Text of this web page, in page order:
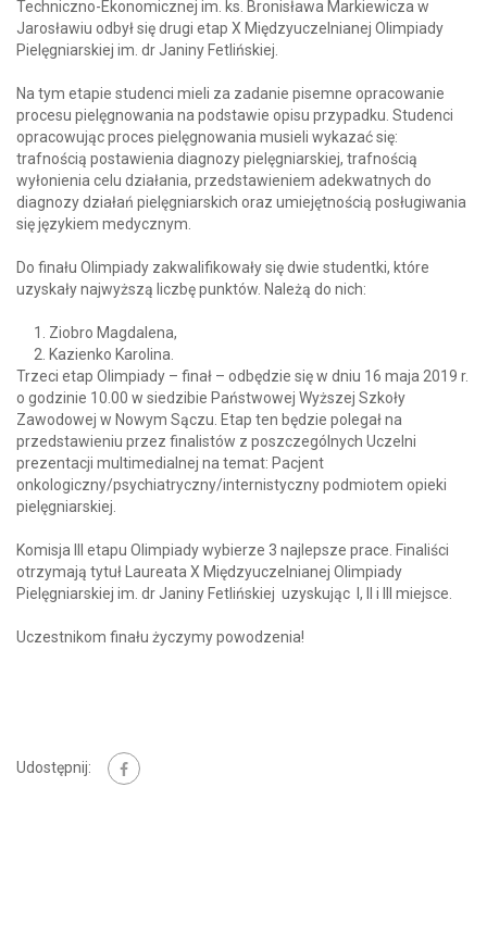
Techniczno-Ekonomicznej im. ks. Bronisława Markiewicza w
Jarosławiu odbył się drugi etap X Międzyuczelnianej Olimpiady
Pielęgniarskiej im. dr Janiny Fetlińskiej.
Na tym etapie studenci mieli za zadanie pisemne opracowanie
procesu pielęgnowania na podstawie opisu przypadku. Studenci
opracowując proces pielęgnowania musieli wykazać się:
trafnością postawienia diagnozy pielęgniarskiej, trafnością
wyłonienia celu działania, przedstawieniem adekwatnych do
diagnozy działań pielęgniarskich oraz umiejętnością posługiwania
się językiem medycznym.
Do finału Olimpiady zakwalifikowały się dwie studentki, które
uzyskały najwyższą liczbę punktów. Należą do nich:
Ziobro Magdalena,
Kazienko Karolina.
Trzeci etap Olimpiady – finał – odbędzie się w dniu 16 maja 2019 r.
o godzinie 10.00 w siedzibie Państwowej Wyższej Szkoły
Zawodowej w Nowym Sączu. Etap ten będzie polegał na
przedstawieniu przez finalistów z poszczególnych Uczelni
prezentacji multimedialnej na temat: Pacjent
onkologiczny/psychiatryczny/internistyczny podmiotem opieki
pielęgniarskiej.
Komisja III etapu Olimpiady wybierze 3 najlepsze prace. Finaliści
otrzymają tytuł Laureata X Międzyuczelnianej Olimpiady
Pielęgniarskiej im. dr Janiny Fetlińskiej uzyskując I, II i III miejsce.
Uczestnikom finału życzymy powodzenia!
Udostępnij: